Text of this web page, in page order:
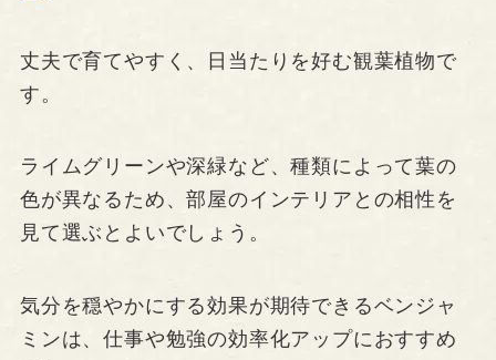
丈夫で育てやすく、日当たりを好む観葉植物で
す。
ライムグリーンや深緑など、種類によって葉の
色が異なるため、部屋のインテリアとの相性を
見て選ぶとよいでしょう。
気分を穏やかにする効果が期待できるベンジャ
ミンは、仕事や勉強の効率化アップにおすすめ